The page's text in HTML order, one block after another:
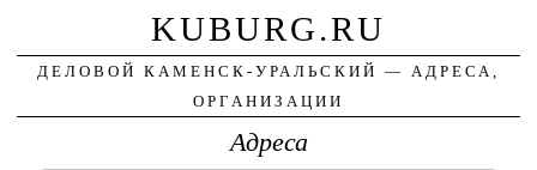
KUBURG.RU
ДЕЛОВОЙ КАМЕНСК-УРАЛЬСКИЙ — АДРЕСА,
ОРГАНИЗАЦИИ
Адреса